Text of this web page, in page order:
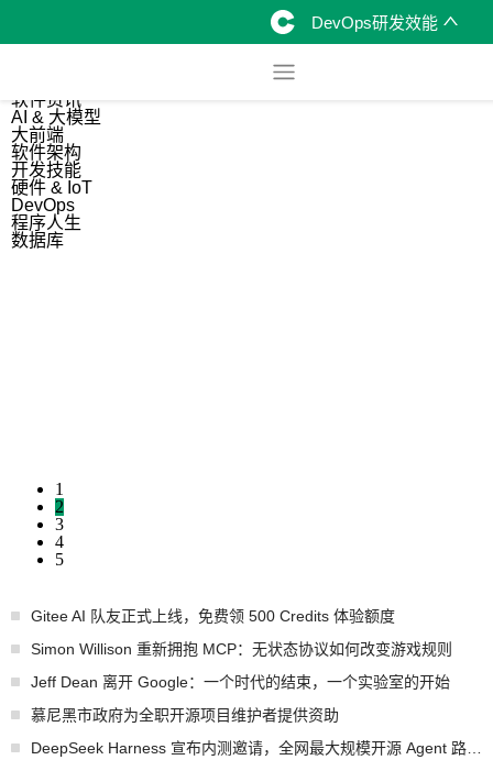
DevOps研发效能
软件资讯
AI & 大模型
大前端
软件架构
开发技能
硬件 & IoT
DevOps
程序人生
数据库
1
2
3
4
5
Gitee AI 队友正式上线，免费领 500 Credits 体验额度
Simon Willison 重新拥抱 MCP：无状态协议如何改变游戏规则
Jeff Dean 离开 Google：一个时代的结束，一个实验室的开始
慕尼黑市政府为全职开源项目维护者提供资助